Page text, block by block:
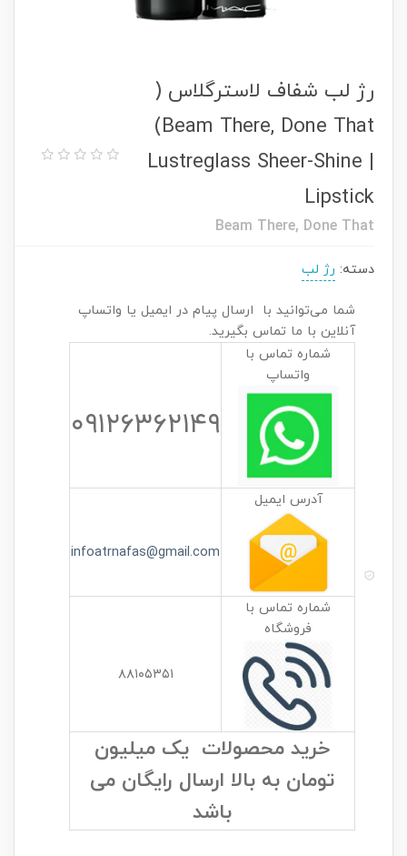
رژ لب شفاف لاسترگلاس (
Beam There, Done That)
| Lustreglass Sheer-Shine
Lipstick
Beam There, Done That
دسته: رژ لب
شما می‌توانید با ارسال پیام در ایمیل یا واتساپ
آنلاین با ما تماس بگیرید.
شماره تماس با
واتساپ
۰۹۱۲۶۳۶۲۱۴۹
آدرس ایمیل
infoatrnafas@gmail.com
شماره تماس با
فروشگاه
۸۸۱۰۵۳۵۱
خرید محصولات یک میلیون
تومان به بالا ارسال رایگان می
باشد